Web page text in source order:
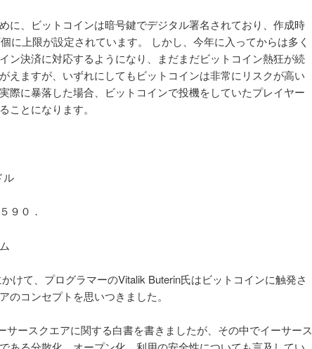
に、ビットコインは暗号鍵でデジタル署名されており、作成時
に上限が設定されています。 しかし、今年に入ってからは多く
ン決済に対応するようになり、まだまだビットコイン熱狂が続
えますが、いずれにしてもビットコインは非常にリスクが高い
際に暴落した場合、ビットコインで投機をしていたプレイヤー
ことになります。
ル
９０．
けて、プログラマーのVitalik Buterin氏はビットコインに触発さ
のコンセプトを思いつきました。
サースクエアに関する白書を書きましたが、その中でイーサース